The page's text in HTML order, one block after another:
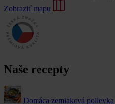
Zobraziť mapu
Naše recepty
Domáca zemiaková polievka